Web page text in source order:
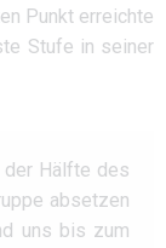
Punkt erreichte
Stufe in seiner
der Hälfte des
absetzen
uns bis zum